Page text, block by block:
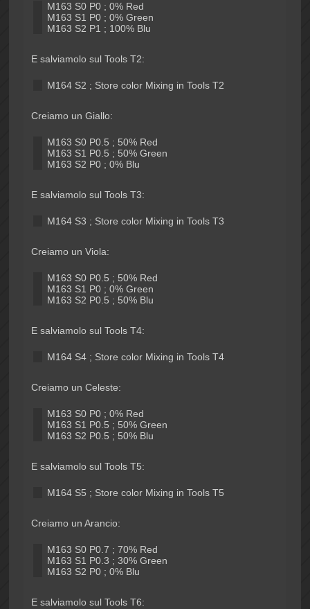
M163 S0 P0 ; 0% Red
M163 S1 P0 ; 0% Green
M163 S2 P1 ; 100% Blu
E salviamolo sul Tools T2:
M164 S2 ; Store color Mixing in Tools T2
Creiamo un Giallo:
M163 S0 P0.5 ; 50% Red
M163 S1 P0.5 ; 50% Green
M163 S2 P0 ; 0% Blu
E salviamolo sul Tools T3:
M164 S3 ; Store color Mixing in Tools T3
Creiamo un Viola:
M163 S0 P0.5 ; 50% Red
M163 S1 P0 ; 0% Green
M163 S2 P0.5 ; 50% Blu
E salviamolo sul Tools T4:
M164 S4 ; Store color Mixing in Tools T4
Creiamo un Celeste:
M163 S0 P0 ; 0% Red
M163 S1 P0.5 ; 50% Green
M163 S2 P0.5 ; 50% Blu
E salviamolo sul Tools T5:
M164 S5 ; Store color Mixing in Tools T5
Creiamo un Arancio:
M163 S0 P0.7 ; 70% Red
M163 S1 P0.3 ; 30% Green
M163 S2 P0 ; 0% Blu
E salviamolo sul Tools T6: